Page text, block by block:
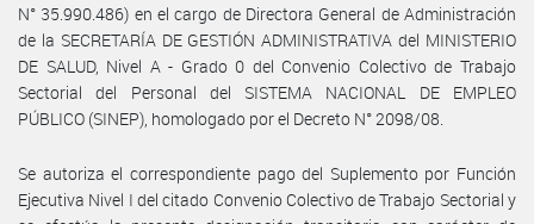
N° 35.990.486) en el cargo de Directora General de Administración
de la SECRETARÍA DE GESTIÓN ADMINISTRATIVA del MINISTERIO
DE SALUD, Nivel A - Grado 0 del Convenio Colectivo de Trabajo
Sectorial del Personal del SISTEMA NACIONAL DE EMPLEO
PÚBLICO (SINEP), homologado por el Decreto N° 2098/08.
Se autoriza el correspondiente pago del Suplemento por Función
Ejecutiva Nivel I del citado Convenio Colectivo de Trabajo Sectorial y